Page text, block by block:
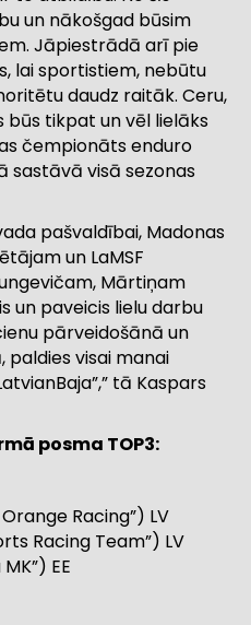
un nākošgad būsim
Jāpiestrādā arī pie
lai sportistiem, nebūtu
daudz raitāk. Ceru,
būs tikpat un vēl lielāks
čempionāts enduro
sastāvā visā sezonas
pašvaldībai, Madonas
un LaMSF
Mārtiņam
un paveicis lielu darbu
pārveidošānā un
visai manai
tā Kaspars
posma TOP3:
Racing”) LV
Racing Team”) LV
EE